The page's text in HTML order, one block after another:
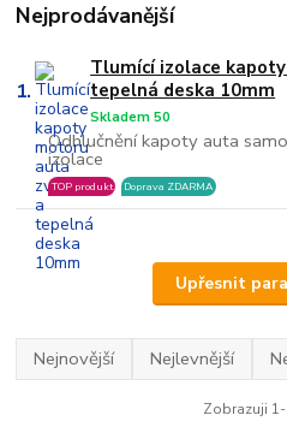
Nejprodávanější
1.
Tlumící izolace
tepelná deska 10mm
Odhlučnění kapoty auta
izolace
Skladem 50
TOP produkt Doprava ZDARMA
Upřesnit
Nejnovější Nejlevnější
Zobrazuji